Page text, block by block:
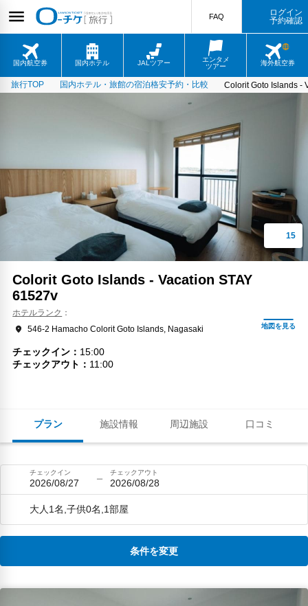
国内航空券 国内ホテル JALツアー
エンタメ
ツアー
海外航空券
FAQ
ログイン
予約確認
旅行TOP 国内ホテル・旅館の宿泊格安予約・比較 Colorit Goto Islands -
プラン 施設情報 周辺施設 口コミ
Colorit Goto Islands - Vacation STAY
61527v
ホテルランク
546-2 Hamacho Colorit Goto Islands, Nagasaki
チェックイン
15:00
チェックアウト
11:00
チェックイン
2026/08/27
チェックアウト
2026/08/28
大人1名,子供0名,1部屋
条件を変更